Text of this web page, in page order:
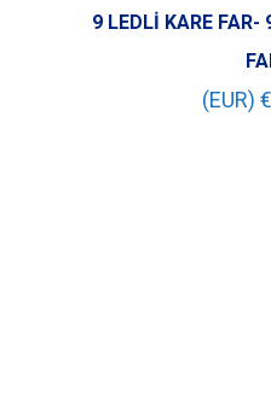
9 LEDLİ KARE FAR-
(EUR) €